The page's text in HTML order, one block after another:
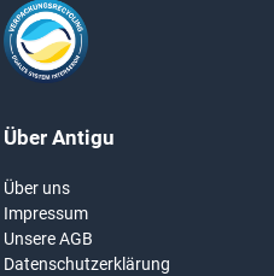
Über Antigu
Über uns
Impressum
Unsere AGB
Datenschutzerklärung